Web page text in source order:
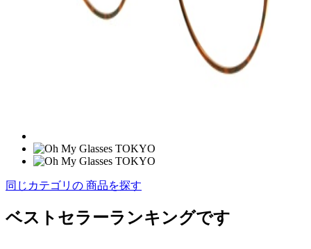
同じカテゴリの 商品を探す
ベストセラーランキングです